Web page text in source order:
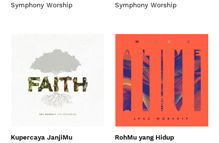
Symphony Worship
Symphony Worship
Kupercaya JanjiMu
RohMu yang Hidup